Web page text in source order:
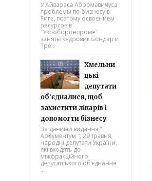
У Айвараса Абромавичуса
проблемы по бизнесу в
Риге, поэтому освоением
ресурсов в
"Укроборонпроме"
заняты кадровик Бондар и
Тре...
Хмельни
цькі
депутати
об’єдналися, щоб
захистити лікарів і
допомогти бізнесу
За даними видання "
Ар₴ументум ", 29 травня,
народні депутати України,
які входять до
міжфракційного
депутатського об’єднання
...